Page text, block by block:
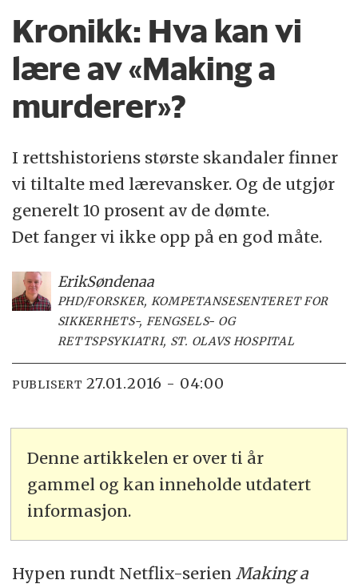
Kronikk: Hva kan vi
lære av «Making a
murderer»?
I rettshistoriens største skandaler finner
vi tiltalte med lærevansker. Og de utgjør
generelt 10 prosent av de dømte.
Det fanger vi ikke opp på en god måte.
ErikSøndenaa
PHD/FORSKER, KOMPETANSESENTERET FOR
SIKKERHETS-, FENGSELS- OG
RETTSPSYKIATRI, ST. OLAVS HOSPITAL
PUBLISERT 27.01.2016 - 04:00
Denne artikkelen er over ti år
gammel og kan inneholde utdatert
informasjon.
Hypen rundt Netflix-serien Making a